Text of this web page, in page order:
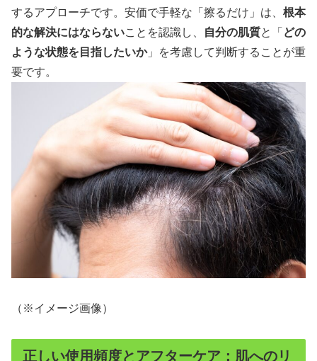
するアプローチです。安価で手軽な「擦るだけ」は、 根本
的な解決にはならないことを認識し、 自分の肌質と「 どの
ような状態を目指したいか」を考慮して判断することが重
要です。
（※イメージ画像）
正しい使用頻度とアフターケア：肌へのリ